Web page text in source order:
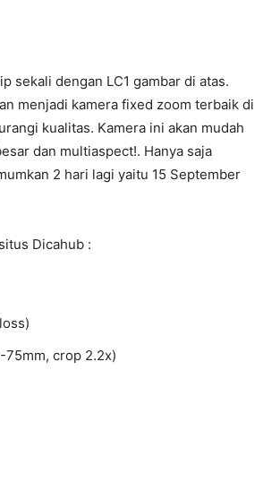
sekali dengan LC1 gambar di atas.
menjadi kamera fixed zoom terbaik di
kualitas. Kamera ini akan mudah
dan multiaspect!. Hanya saja
2 hari lagi yaitu 15 September
Dicahub :
crop 2.2x)